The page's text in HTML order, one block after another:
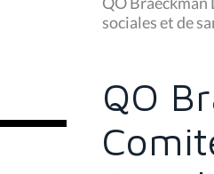
ê
c
:
sociales et de
QO